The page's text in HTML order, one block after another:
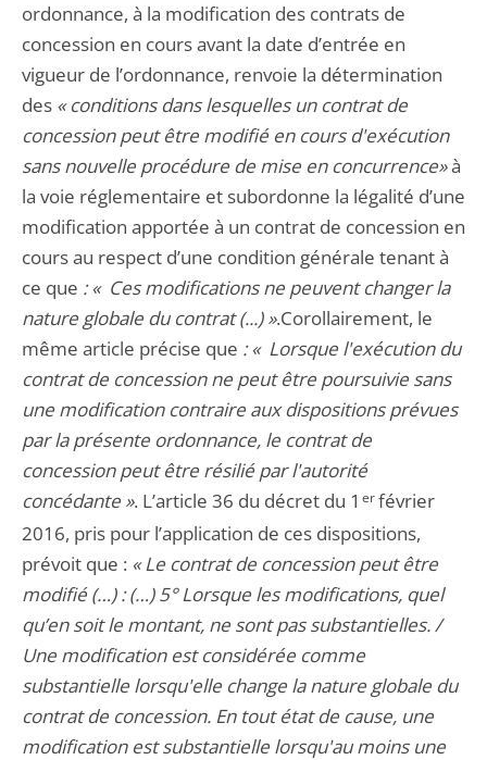
ordonnance, à la modification des contrats de
concession en cours avant la date d’entrée en
vigueur de l’ordonnance, renvoie la détermination
des « conditions dans lesquelles un contrat de
concession peut être modifié en cours d'exécution
sans nouvelle procédure de mise en concurrence»à
la voie réglementaire et subordonne la légalité d’une
modification apportée à un contrat de concession en
cours au respect d’une condition générale tenant à
ce que : « Ces modifications ne peuvent changer la
nature globale du contrat (...) ».Corollairement, le
même article précise que : « Lorsque l'exécution du
contrat de concession ne peut être poursuivie sans
une modification contraire aux dispositions prévues
par la présente ordonnance, le contrat de
concession peut être résilié par l'autorité
concédante ». L’article 36 du décret du 1 erfévrier
2016, pris pour l’application de ces dispositions,
prévoit que : « Le contrat de concession peut être
modifié (…) : (…) 5° Lorsque les modifications, quel
qu’en soit le montant, ne sont pas substantielles. /
Une modification est considérée comme
substantielle lorsqu'elle change la nature globale du
contrat de concession. En tout état de cause, une
modification est substantielle lorsqu'au moins une